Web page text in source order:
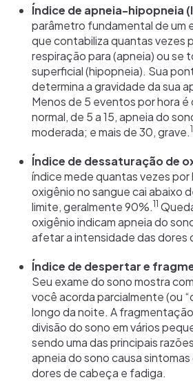
Índice de apneia-hipopneia
parâmetro fundamental de um
que contabiliza quantas vezes
respiração para (apneia) ou se
superficial (hipopneia). Sua
determina a gravidade da sua
Menos de 5 eventos por hora
normal, de 5 a 15, apneia do
moderada; e mais de 30, grave.
Índice de dessaturação de
índice mede quantas vezes por
oxigênio no sangue cai abaixo
limite, geralmente 90%.11
oxigênio indicam apneia do
afetar a intensidade das dores
Índice de despertar e
Seu exame do sono mostra
você acorda parcialmente (ou
longo da noite. A
divisão do sono em vários
sendo uma das principais
apneia do sono causa
dores de cabeça e fadiga.